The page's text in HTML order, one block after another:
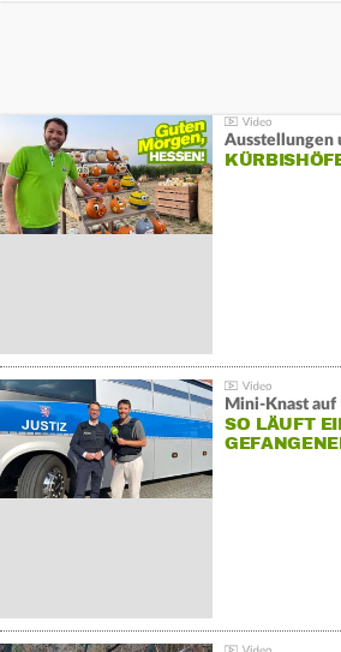
Ausstellungen
Mini-Knast auf
SO LÄUFT